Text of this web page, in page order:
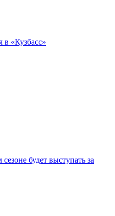
в «Кузбасс»
будет выступать за